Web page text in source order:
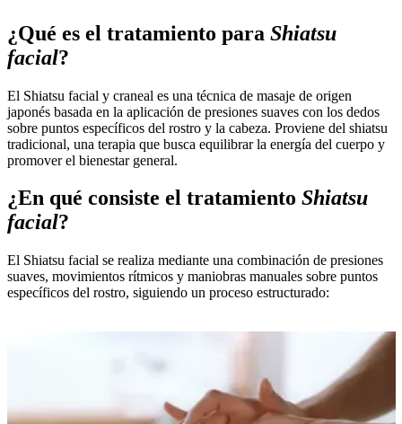
¿Qué es el tratamiento para Shiatsu
facial?
El Shiatsu facial y craneal es una técnica de masaje de origen
japonés basada en la aplicación de presiones suaves con los dedos
sobre puntos específicos del rostro y la cabeza. Proviene del shiatsu
tradicional, una terapia que busca equilibrar la energía del cuerpo y
promover el bienestar general.
¿En qué consiste el tratamiento Shiatsu
facial?
El Shiatsu facial se realiza mediante una combinación de presiones
suaves, movimientos rítmicos y maniobras manuales sobre puntos
específicos del rostro, siguiendo un proceso estructurado: